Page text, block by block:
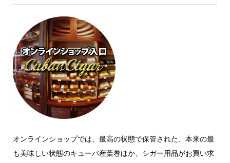
オンラインショップでは、最高の状態で保管された、本来の最
も美味しい状態のキューバ産葉巻ほか、シガー用品がお買い求